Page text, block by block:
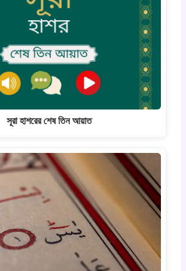
সূরা হাশরের শেষ তিন আয়াত